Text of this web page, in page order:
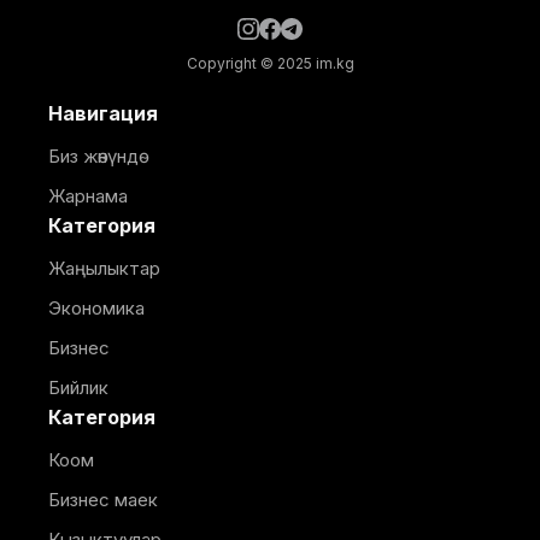
Copyright © 2025 im.kg
Навигация
Биз жөнүндө
Жарнама
Категория
Жаңылыктар
Экономика
Бизнес
Бийлик
Категория
Коом
Бизнес маек